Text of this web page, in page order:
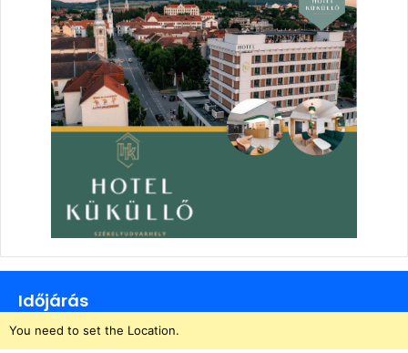
Időjárás
You need to set the Location.